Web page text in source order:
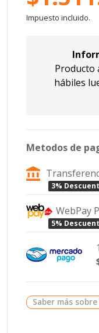
Impuesto incluido.
Producto
hábiles
Metodos de
3%
WebPay
5%
Saber más